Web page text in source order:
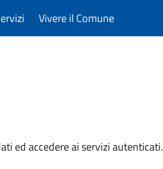
Vivere il Comune
ed accedere ai servizi autenticati.